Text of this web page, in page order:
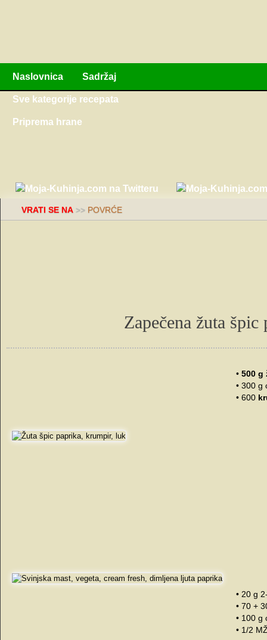
Naslovnica Sadržaj
Sve kategorije recepata
Priprema hrane
VRATI SE NA >> POVRĆE
Zapečena žuta
• 500 g
• 300 g
• 600
• 20 g
• 70 +
• 100 g
• 1/2